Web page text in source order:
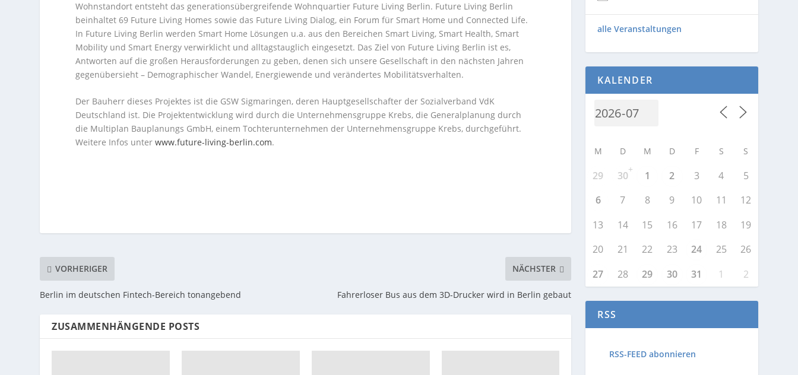
Wohnstandort entsteht das generationsübergreifende Wohnquartier Future Living Berlin. Future Living Berlin
beinhaltet 69 Future Living Homes sowie das Future Living Dialog, ein Forum für Smart Home und Connected Life.
In Future Living Berlin werden Smart Home Lösungen u.a. aus den Bereichen Smart Living, Smart Health, Smart
Mobility und Smart Energy verwirklicht und alltagstauglich eingesetzt. Das Ziel von Future Living Berlin ist es,
Antworten auf die großen Herausforderungen zu geben, denen sich unsere Gesellschaft in den nächsten Jahren
gegenübersieht – Demographischer Wandel, Energiewende und verändertes Mobilitätsverhalten.
Der Bauherr dieses Projektes ist die GSW Sigmaringen, deren Hauptgesellschafter der Sozialverband VdK
Deutschland ist. Die Projektentwicklung wird durch die Unternehmensgruppe Krebs, die Generalplanung durch
die Multiplan Bauplanungs GmbH, einem Tochterunternehmen der Unternehmensgruppe Krebs, durchgeführt.
Weitere Infos unterwww.future-living-berlin.com.
VORHERIGER
Berlin im deutschen Fintech-Bereich tonangebend
NÄCHSTER
Fahrerloser Bus aus dem 3D-Drucker wird in Berlin gebaut
ZUSAMMENHÄNGENDE POSTS
alle Veranstaltungen
KALENDER
M D M D F S S
29 30
+
1 2 3 4
5
6
7 8 9 10 11
12
13
14 15 16 17 18
19
20
21 22 23 24 25
26
27
28 29 30 31 1 2
RSS
RSS-FEED abonnieren